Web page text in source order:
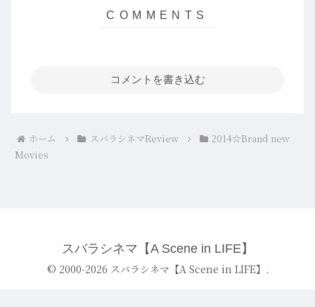
コメントを書き込む
ホーム スバラシネマReview
2014☆Brand new
Movies
スバラシネマ【A Scene in LIFE】
© 2000-2026 スバラシネマ【A Scene in LIFE】.